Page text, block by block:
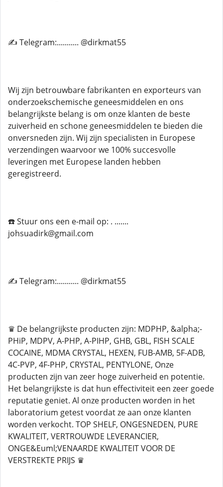
✍️ Telegram:........... @dirkmat55
Wij zijn betrouwbare fabrikanten en exporteurs van
onderzoekschemische geneesmiddelen en ons
belangrijkste belang is om onze klanten de beste
zuiverheid en schone geneesmiddelen te bieden die
onversneden zijn. Wij zijn specialisten in Europese
verzendingen waarvoor we 100% succesvolle
leveringen met Europese landen hebben
geregistreerd.
☎️ Stuur ons een e-mail op: . .......
johsuadirk@gmail.com
✍️ Telegram:........... @dirkmat55
♛ De belangrijkste producten zijn: MDPHP, &alpha;-
PHiP, MDPV, A-PHP, A-PIHP, GHB, GBL, FISH SCALE
COCAINE, MDMA CRYSTAL, HEXEN, FUB-AMB, 5F-ADB,
4C-PVP, 4F-PHP, CRYSTAL, PENTYLONE, Onze
producten zijn van zeer hoge zuiverheid en potentie.
Het belangrijkste is dat hun effectiviteit een zeer goede
reputatie geniet. Al onze producten worden in het
laboratorium getest voordat ze aan onze klanten
worden verkocht. TOP SHELF, ONGESNEDEN, PURE
KWALITEIT, VERTROUWDE LEVERANCIER,
ONGE&Euml;VENAARDE KWALITEIT VOOR DE
VERSTREKTE PRIJS ♛